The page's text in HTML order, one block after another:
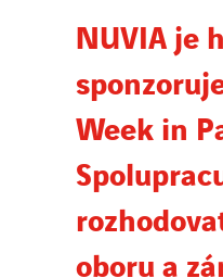
NUVIA je
Week in
oboru a